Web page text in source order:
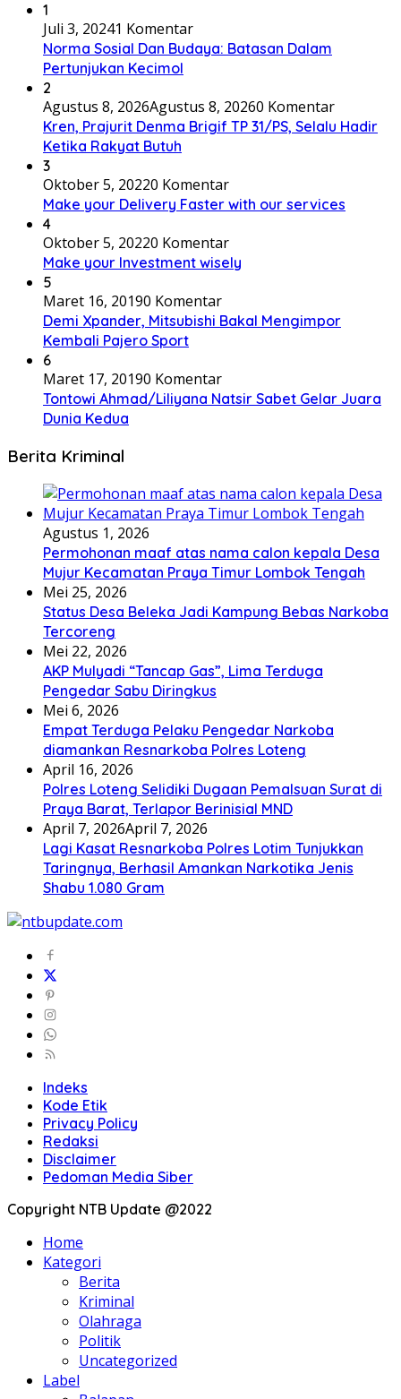
1
Juli 3, 20241 Komentar
Norma Sosial Dan Budaya: Batasan Dalam
Pertunjukan Kecimol
2
Agustus 8, 2026Agustus 8, 20260 Komentar
Kren, Prajurit Denma Brigif TP 31/PS, Selalu Hadir
Ketika Rakyat Butuh
3
Oktober 5, 20220 Komentar
Make your Delivery Faster with our services
4
Oktober 5, 20220 Komentar
Make your Investment wisely
5
Maret 16, 20190 Komentar
Demi Xpander, Mitsubishi Bakal Mengimpor
Kembali Pajero Sport
6
Maret 17, 20190 Komentar
Tontowi Ahmad/Liliyana Natsir Sabet Gelar Juara
Dunia Kedua
Berita Kriminal
Agustus 1, 2026
Permohonan maaf atas nama calon kepala Desa
Mujur Kecamatan Praya Timur Lombok Tengah
Mei 25, 2026
Status Desa Beleka Jadi ‎Kampung Bebas Narkoba
Tercoreng
Mei 22, 2026
AKP Mulyadi “Tancap Gas”, Lima Terduga
Pengedar Sabu Diringkus
Mei 6, 2026
Empat Terduga Pelaku Pengedar Narkoba
diamankan Resnarkoba Polres Loteng
April 16, 2026
Polres Loteng Selidiki Dugaan Pemalsuan Surat di
Praya Barat, Terlapor Berinisial MND
April 7, 2026April 7, 2026
Lagi Kasat Resnarkoba Polres Lotim Tunjukkan
Taringnya, Berhasil Amankan Narkotika Jenis
Shabu 1.080 Gram
Indeks
Kode Etik
Privacy Policy
Redaksi
Disclaimer
Pedoman Media Siber
Copyright NTB Update @2022
Home
Kategori
Berita
Kriminal
Olahraga
Politik
Uncategorized
Label